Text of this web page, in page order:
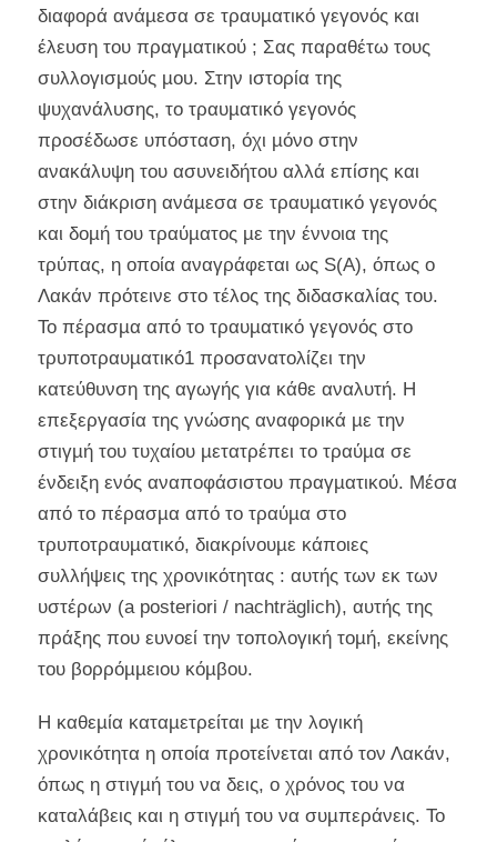
διαφορά ανάµεσα σε τραυµατικό γεγονός και
έλευση του πραγµατικού ; Σας παραθέτω τους
συλλογισµούς µου. Στην ιστορία της
ψυχανάλυσης, το τραυµατικό γεγονός
προσέδωσε υπόσταση, όχι µόνο στην
ανακάλυψη του ασυνειδήτου αλλά επίσης και
στην διάκριση ανάµεσα σε τραυµατικό γεγονός
και δοµή του τραύµατος µε την έννοια της
τρύπας, η οποία αναγράφεται ως S(A), όπως ο
Λακάν πρότεινε στο τέλος της διδασκαλίας του.
Το πέρασµα από το τραυµατικό γεγονός στο
τρυποτραυµατικό1 προσανατολίζει την
κατεύθυνση της αγωγής για κάθε αναλυτή. Η
επεξεργασία της γνώσης αναφορικά µε την
στιγµή του τυχαίου µετατρέπει το τραύµα σε
ένδειξη ενός αναποφάσιστου πραγµατικού. Μέσα
από το πέρασµα από το τραύµα στο
τρυποτραυµατικό, διακρίνουµε κάποιες
συλλήψεις της χρονικότητας : αυτής των εκ των
υστέρων (a posteriori / nachträglich), αυτής της
πράξης που ευνοεί την τοπολογική τοµή, εκείνης
του βορρόµµειου κόµβου.
Η καθεµία καταµετρείται µε την λογική
χρονικότητα η οποία προτείνεται από τον Λακάν,
όπως η στιγµή του να δεις, ο χρόνος του να
καταλάβεις και η στιγµή του να συµπεράνεις. Το